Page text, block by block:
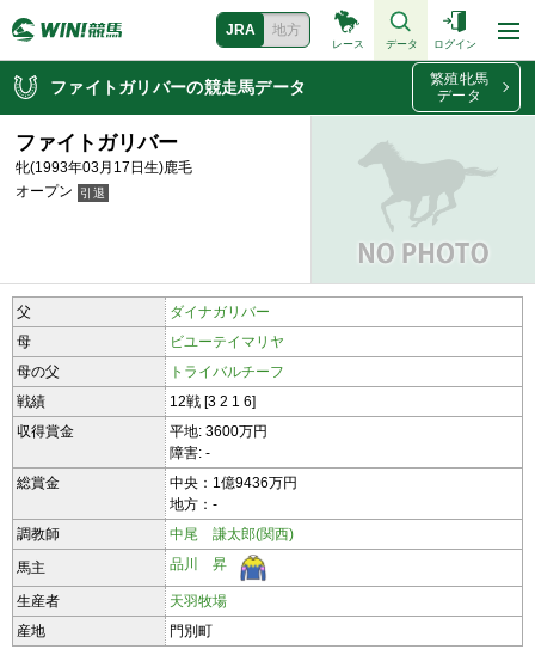
JRA 地方
レース データ ログイン
ファイトガリバーの競走馬データ
繁殖牝馬
データ
ファイトガリバー
牝(1993年03月17日生)鹿毛
オープン
父
ダイナガリバー
母
ビユーテイマリヤ
母の父
トライバルチーフ
戦績
12戦 [3 2 1 6]
収得賞金
平地: 3600万円
障害: -
総賞金
中央：1億9436万円
地方：-
調教師
中尾 謙太郎(関西)
馬主
品川 昇
生産者
天羽牧場
産地
門別町